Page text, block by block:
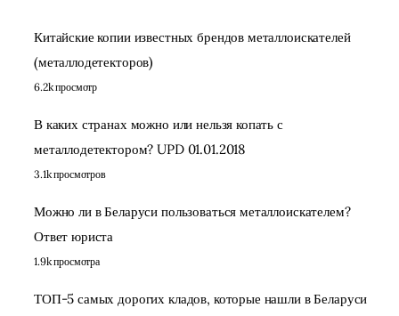
Китайские копии известных брендов металлоискателей
(металлодетекторов)
6.2k просмотр
В каких странах можно или нельзя копать с
металлодетектором? UPD 01.01.2018
3.1k просмотров
Можно ли в Беларуси пользоваться металлоискателем?
Ответ юриста
1.9k просмотра
ТОП-5 самых дорогих кладов, которые нашли в Беларуси